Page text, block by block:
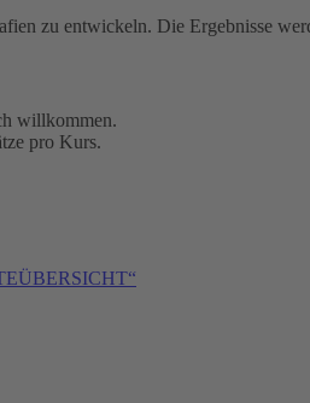
zu entwickeln. Die Ergebnisse
willkommen.
pro Kurs.